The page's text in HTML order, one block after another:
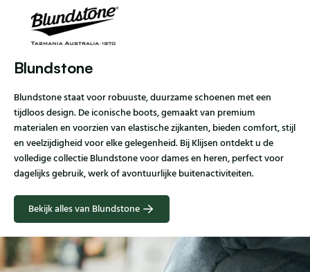
Blundstone
Blundstone staat voor robuuste, duurzame schoenen met een
tijdloos design. De iconische boots, gemaakt van premium
materialen en voorzien van elastische zijkanten, bieden comfort, stijl
en veelzijdigheid voor elke gelegenheid. Bij Klijsen ontdekt u de
volledige collectie Blundstone voor dames en heren, perfect voor
dagelijks gebruik, werk of avontuurlijke buitenactiviteiten.
Bekijk alles van Blundstone